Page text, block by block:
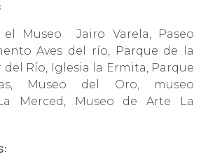
el Museo Jairo Varela, Paseo
Aves del río, Parque de la
del Río, Iglesia la Ermita, Parque
Museo del Oro, museo
Merced, Museo de Arte La